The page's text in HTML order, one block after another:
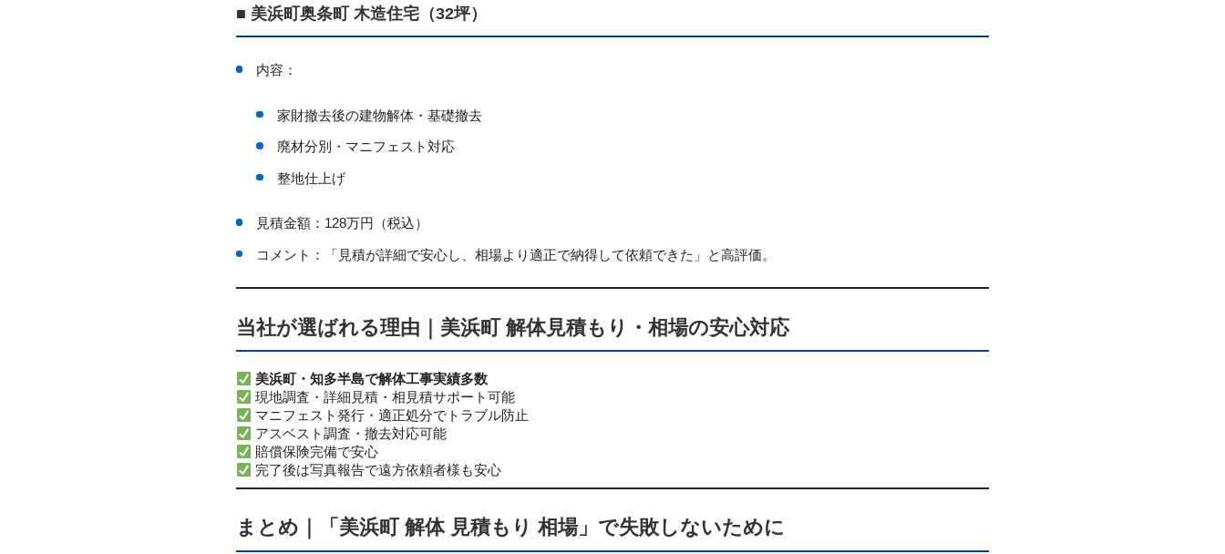
■ 美浜町奥条町 木造住宅（32坪）
内容：
家財撤去後の建物解体・基礎撤去
廃材分別・マニフェスト対応
整地仕上げ
見積金額：128万円（税込）
コメント：「見積が詳細で安心し、相場より適正で納得して依頼できた」と高評価。
当社が選ばれる理由｜美浜町 解体見積もり・相場の安心対応
美浜町・知多半島で解体工事実績多数
現地調査・詳細見積・相見積サポート可能
マニフェスト発行・適正処分でトラブル防止
アスベスト調査・撤去対応可能
賠償保険完備で安心
完了後は写真報告で遠方依頼者様も安心
まとめ｜「美浜町 解体 見積もり 相場」で失敗しないために